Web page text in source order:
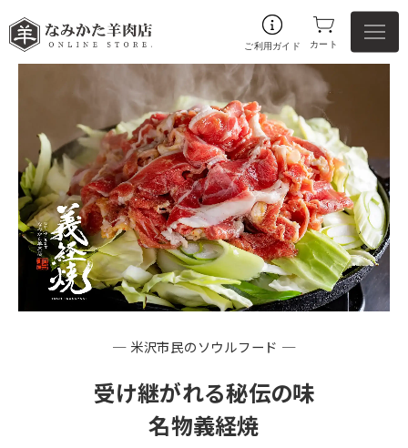
ご利用ガイド カート
─ 米沢市民のソウルフード ─
受け継がれる秘伝の味
名物義経焼